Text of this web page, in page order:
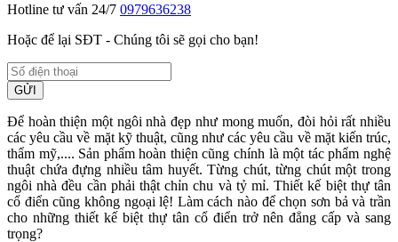
Hotline tư vấn 24/7 0979636238
Hoặc để lại SĐT - Chúng tôi sẽ gọi cho bạn!
GỬI
Để hoàn thiện một ngôi nhà đẹp như mong muốn, đòi hỏi rất nhiều
các yêu cầu về mặt kỹ thuật, cũng như các yêu cầu về mặt kiến trúc,
thẩm mỹ,.... Sản phẩm hoàn thiện cũng chính là một tác phẩm nghệ
thuật chứa đựng nhiều tâm huyết. Từng chút, từng chút một trong
ngôi nhà đều cần phải thật chỉn chu và tỷ mỉ. Thiết kế biệt thự tân
cổ điển cũng không ngoại lệ! Làm cách nào để chọn sơn bả và trần
cho những thiết kế biệt thự tân cổ điển trở nên đẳng cấp và sang
trọng?